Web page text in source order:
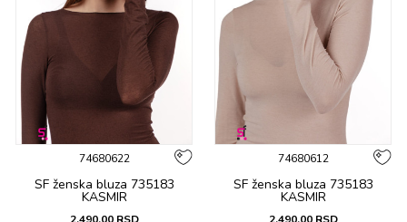
74680622
SF ženska bluza 735183
KASMIR
2.490,00 RSD
74680612
SF ženska bluza 735183
KASMIR
2.490,00 RSD